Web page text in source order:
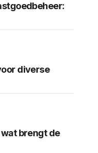
diverse
brengt de